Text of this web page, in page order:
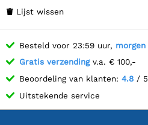
 Lijst wissen
Besteld voor 23:59 uur, morgen
Gratis verzendingv.a. € 100,-
Beoordeling van klanten: 4.8 / 5
Uitstekende service